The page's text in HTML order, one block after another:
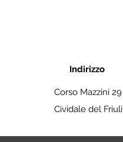
Indirizzo
Corso Mazzini 29
Cividale del Friuli